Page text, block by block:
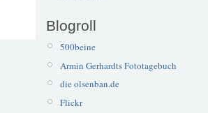
Blogroll
500beine
Armin Gerhardts Fototagebuch
die olsenban.de
Flickr